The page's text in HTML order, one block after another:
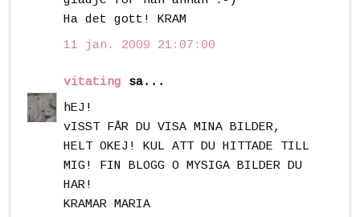
Ha det gott! KRAM
11 jan. 2009 21:07:00
vitating sa...
hEJ!
vISST FÅR DU VISA MINA BILDER,
HELT OKEJ! KUL ATT DU HITTADE TILL
MIG! FIN BLOGG O MYSIGA BILDER DU
HAR!
KRAMAR MARIA